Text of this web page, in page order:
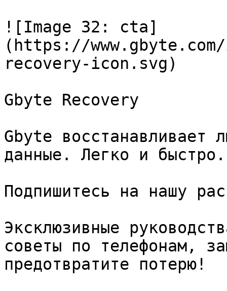
![Image 32: cta]
(https://
recovery-icon.svg)
Gbyte Recovery
Gbyte восстанавливает
данные. Легко и быстро.
Подпишитесь на нашу
Эксклюзивные
советы по телефонам,
предотвратите потерю!